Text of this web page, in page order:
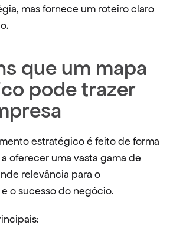
mas fornece um roteiro claro
que um mapa
pode trazer
estratégico é feito de forma
oferecer uma vasta gama de
relevância para o
o sucesso do negócio.